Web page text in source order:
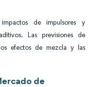
impactos de impulsores y
Las previsiones de
efectos de mezcla y las
de